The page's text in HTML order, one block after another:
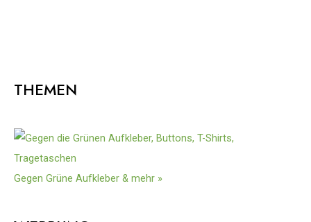
THEMEN
Gegen Grüne Aufkleber & mehr »